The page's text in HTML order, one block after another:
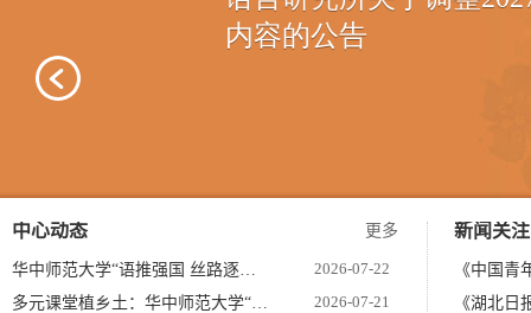
中心动态 更多
华中师范大学“语推强国 丝路逐…
2026-07-22
多元课堂植乡土：华中师范大学“…
2026-07-21
新闻关注
《中国
《湖北